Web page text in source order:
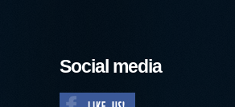
Social media